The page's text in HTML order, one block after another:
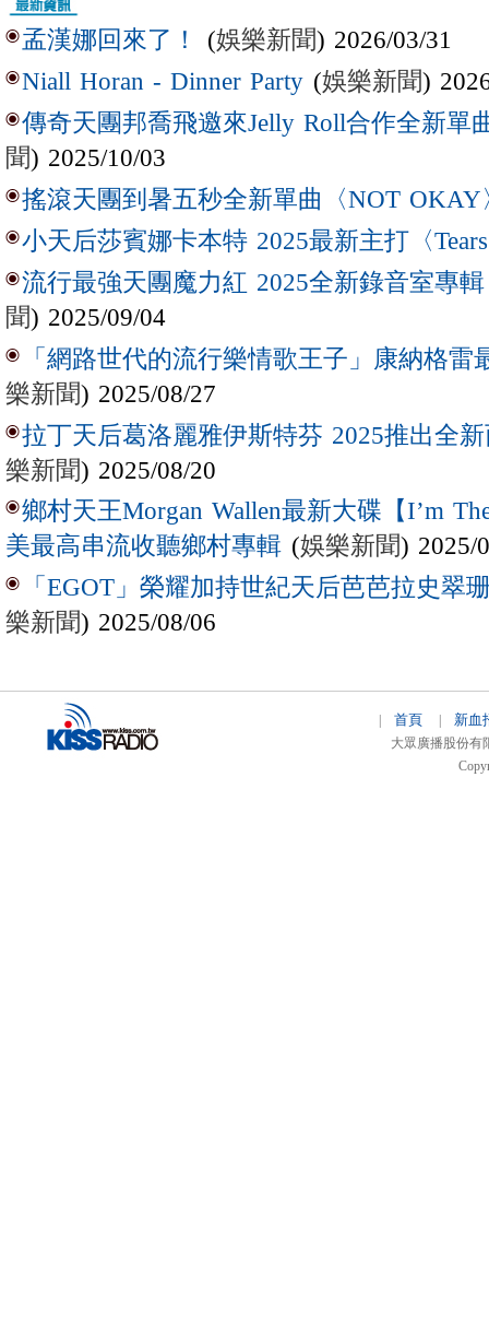
孟漢娜回來了！ (娛樂新聞) 2026/03/31
Niall Horan - Dinner Party (娛樂新聞)
傳奇天團邦喬飛邀來Jelly Roll合作全新單
聞) 2025/10/03
搖滾天團到暑五秒全新單曲〈NOT OKAY
小天后莎賓娜卡本特 2025最新主打〈
流行最強天團魔力紅 2025全新錄音室專
聞) 2025/09/04
「網路世代的流行樂情歌王子」康納格雷
樂新聞) 2025/08/27
拉丁天后葛洛麗雅伊斯特芬 2025推出全新
樂新聞) 2025/08/20
鄉村天王Morgan Wallen最新大碟【I’m
美最高串流收聽鄉村專輯 (娛樂新聞) 2025/
「EGOT」榮耀加持世紀天后芭芭拉史翠
樂新聞) 2025/08/06
首頁 新血
大眾廣播股份有